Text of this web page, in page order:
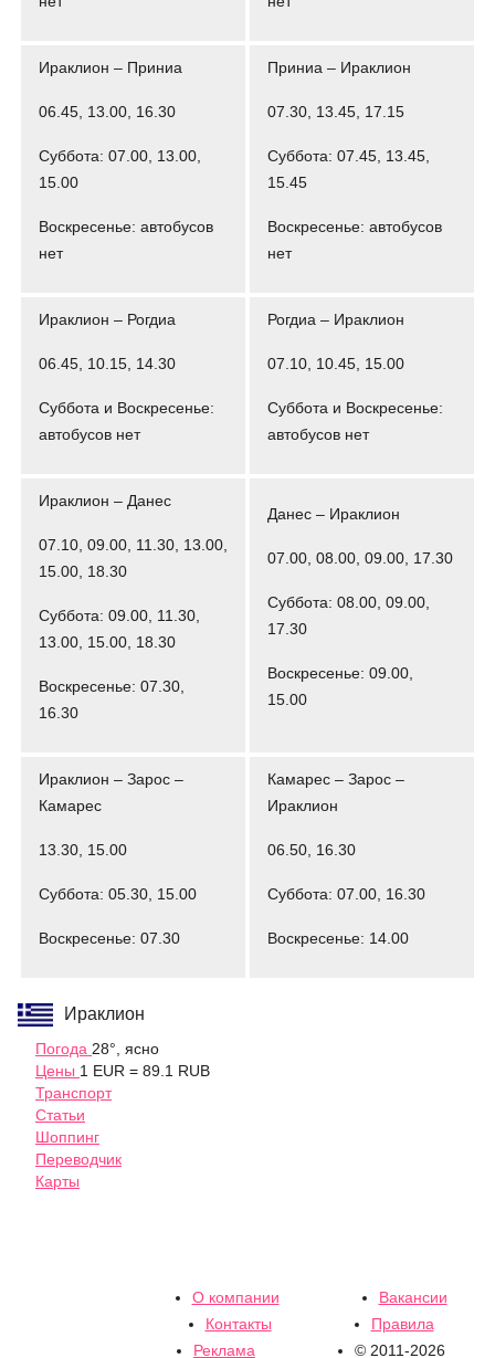
Ираклион – Приниа
06.45, 13.00, 16.30
Суббота: 07.00, 13.00,
15.00
Воскресенье: автобусов
нет
Приниа – Ираклион
07.30, 13.45, 17.15
Суббота: 07.45, 13.45,
15.45
Воскресенье: автобусов
нет
Ираклион – Рогдиа
06.45, 10.15, 14.30
Суббота и Воскресенье:
автобусов нет
Рогдиа – Ираклион
07.10, 10.45, 15.00
Суббота и Воскресенье:
автобусов нет
Ираклион – Данес
07.10, 09.00, 11.30, 13.00,
15.00, 18.30
Суббота: 09.00, 11.30,
13.00, 15.00, 18.30
Воскресенье: 07.30,
16.30
Данес – Ираклион
07.00, 08.00, 09.00, 17.30
Суббота: 08.00, 09.00,
17.30
Воскресенье: 09.00,
15.00
Ираклион – Зарос –
Камарес
13.30, 15.00
Суббота: 05.30, 15.00
Воскресенье: 07.30
Камарес – Зарос –
Ираклион
06.50, 16.30
Суббота: 07.00, 16.30
Воскресенье: 14.00
Ираклион
Погода 28°, ясно
Цены 1 EUR = 89.1 RUB
Транспорт
Статьи
Шоппинг
Переводчик
Карты
О компании
Вакансии
Контакты
Правила
Реклама
© 2011-2026